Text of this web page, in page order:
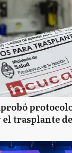
trasplante